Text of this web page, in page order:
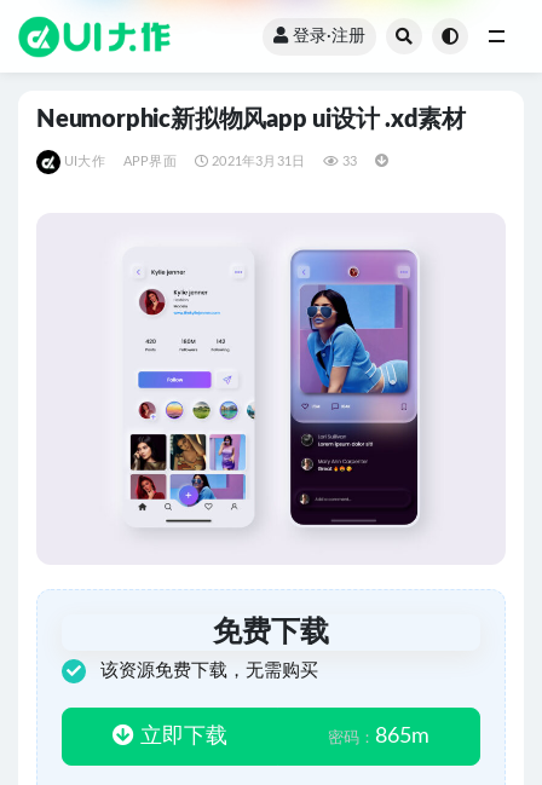
登录·注册
Neumorphic新拟物风app ui设计 .xd素材
UI大作 APP界面 2021年3月31日 33
免费下载
该资源免费下载，无需购买
立即下载 密码： 865m